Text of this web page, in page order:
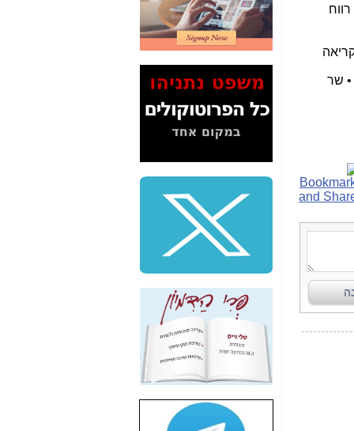
רווח
• שר
2" על תעלולי השר
משה כחלון -כאן
המשך חשיפת הבלוף
ששמו "מהפיכת
הסלולר" ואיך מסרסים
כאן
סיכום ביקור בסיליקון
שלמה פילבר (עד
לאחרונה מנכ"ל משרד
התקשורת) - עד
מדינה? הצחקתם
"יש אפליה בחקירה"?
חשיפה: למה השר
משה כחלון לא נחקר
עד היום? -
כאן
הדומה לזו של "תיק
4000" אך בתחום
הסלולר -